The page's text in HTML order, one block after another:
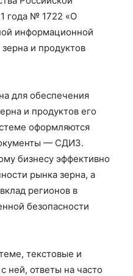
года № 1722 «О
информационной
и продуктов
для обеспечения
и продуктов его
оформляются
— СДИЗ.
бизнесу эффективно
рынка зерна, а
регионов в
безопасности
текстовые и
ней, ответы на часто